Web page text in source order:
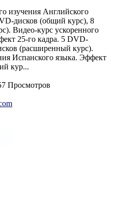
изучения Английского
дисков (общий курс), 8
Видео-курс ускоренного
25-го кадра. 5 DVD-
(расширенный курс).
Испанского языка. Эффект
кур...
Просмотров